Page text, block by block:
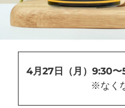
4月27日（月）9:30〜
※なく